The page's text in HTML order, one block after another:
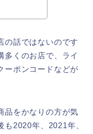
の話ではないのです
多くのお店で、ライ
ーポンコードなどが
品をかなりの方が気
も2020年、2021年、